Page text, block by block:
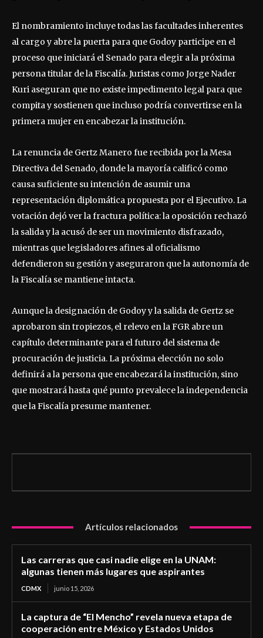
El nombramiento incluye todas las facultades inherentes
al cargo y abre la puerta para que Godoy participe en el
proceso que iniciará el Senado para elegir a la próxima
persona titular de la Fiscalía. Juristas como Jorge Nader
Kuri aseguran que no existe impedimento legal para que
compita y sostienen que incluso podría convertirse en la
primera mujer en encabezar la institución.
La renuncia de Gertz Manero fue recibida por la Mesa
Directiva del Senado, donde la mayoría calificó como
causa suficiente su intención de asumir una
representación diplomática propuesta por el Ejecutivo. La
votación dejó ver la fractura política: la oposición rechazó
la salida y la acusó de ser un movimiento disfrazado,
mientras que legisladores afines al oficialismo
defendieron su gestión y aseguraron que la autonomía de
la Fiscalía se mantiene intacta.
Aunque la designación de Godoy y la salida de Gertz se
aprobaron sin tropiezos, el relevo en la FGR abre un
capítulo determinante para el futuro del sistema de
procuración de justicia. La próxima elección no solo
definirá a la persona que encabezará la institución, sino
que mostrará hasta qué punto prevalece la independencia
que la Fiscalía presume mantener.
Artículos relacionados
Las carreras que casi nadie elige en la UNAM:
algunas tienen más lugares que aspirantes
CDMX junio 15, 2026
La captura de “El Mencho” revela nueva etapa de
cooperación entre México y Estados Unidos